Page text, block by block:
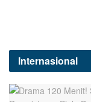
Internasional